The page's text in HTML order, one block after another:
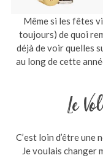
Même si les fêtes
toujours) de quoi
déjà de voir quelles
au long de cette
Le
C’est loin d’être une nouveauté, mais je viens de le découvrir.
Je voulais changer